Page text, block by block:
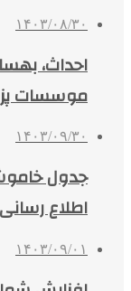
۱۴۰۳/۰۸/۳۰
احداث،
موسسات
۱۴۰۳/۰۹/۳۰
جدول
اطلاع
۱۴۰۳/۰۹/۰۱